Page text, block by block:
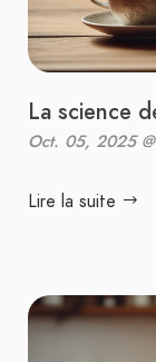
La science
Oct. 05, 2025
Lire la suite